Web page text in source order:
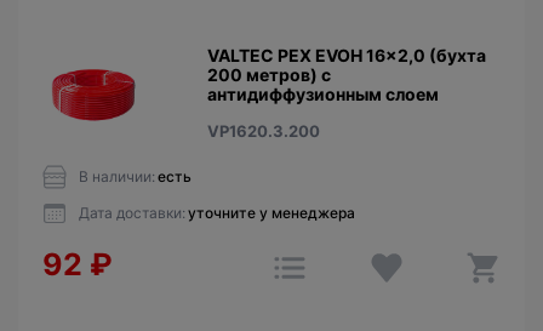
VALTEC PEX EVOH 16x2,0 (бухта
200 метров) c
антидиффузионным слоем
VP1620.3.200
В наличии: есть
Дата доставки: уточните у менеджера
92 ₽